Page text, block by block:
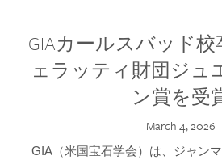
GIAカールスバッド
ェラッティ財団ジュ
ン賞を受
March 4, 2026
GIA（米国宝石学会）は、ジャン